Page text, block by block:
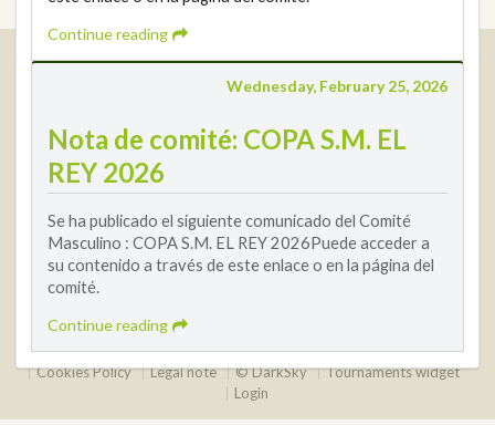
Continue reading
Wednesday, February 25, 2026
Nota de comité: COPA S.M. EL
REY 2026
Se ha publicado el siguiente comunicado del Comité
Masculino : COPA S.M. EL REY 2026Puede acceder a
su contenido a través de este enlace o en la página del
comité.
Continue reading
Calle Enlace, 9. 29016 Málaga, España
+34 952 225 590
info@rfga.org
2026 © Real Federación Andaluza de Golf
Privacy Policy
Cookies Policy
Legal note © DarkSky
Tournaments widget
Login